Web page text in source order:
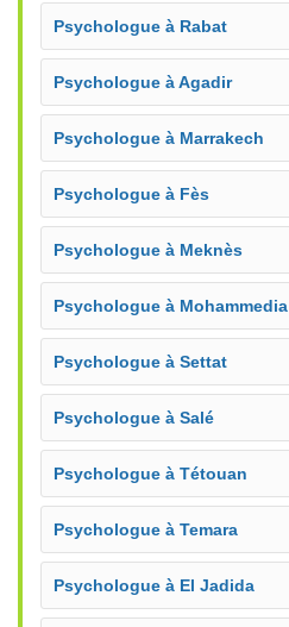
Psychologue à Rabat
Psychologue à Agadir
Psychologue à Marrakech
Psychologue à Fès
Psychologue à Meknès
Psychologue à Mohammedia
Psychologue à Settat
Psychologue à Salé
Psychologue à Tétouan
Psychologue à Temara
Psychologue à El Jadida